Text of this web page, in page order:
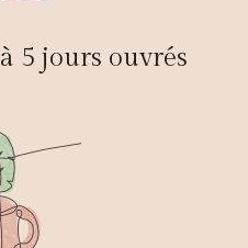
5 jours ouvrés